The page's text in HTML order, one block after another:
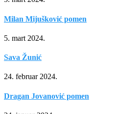
Milan Mijušković pomen
5. mart 2024.
Sava Žunić
24. februar 2024.
Dragan Jovanović pomen